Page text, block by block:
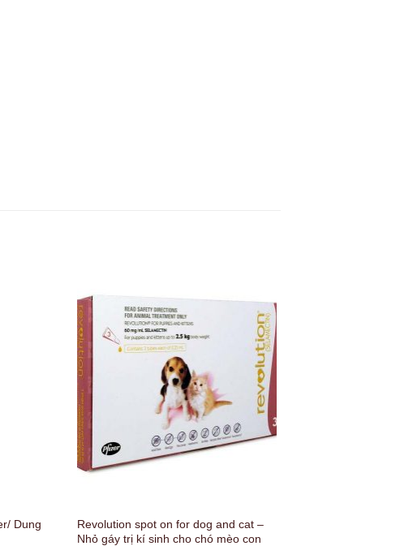
Dung
Revolution spot on for dog and cat –
Nhỏ gáy trị kí sinh cho chó mèo con